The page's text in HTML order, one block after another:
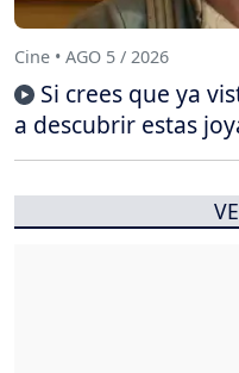
Cine • AGO 5 / 2026
Si crees que ya
a descubrir estas